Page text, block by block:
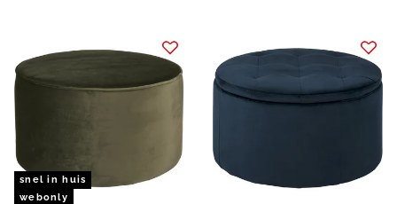
snel in huis
webonly